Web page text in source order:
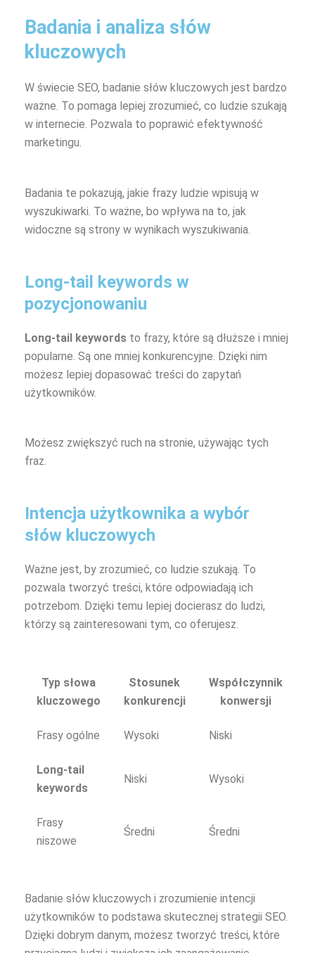
Badania i analiza słów
kluczowych
W świecie SEO, badanie słów kluczowych jest bardzo
ważne. To pomaga lepiej zrozumieć, co ludzie szukają
w internecie. Pozwala to poprawić efektywność
marketingu.
Badania te pokazują, jakie frazy ludzie wpisują w
wyszukiwarki. To ważne, bo wpływa na to, jak
widoczne są strony w wynikach wyszukiwania.
Long-tail keywords w
pozycjonowaniu
Long-tail keywordsto frazy, które są dłuższe i mniej
popularne. Są one mniej konkurencyjne. Dzięki nim
możesz lepiej dopasować treści do zapytań
użytkowników.
Możesz zwiększyć ruch na stronie, używając tych
fraz.
Intencja użytkownika a wybór
słów kluczowych
Ważne jest, by zrozumieć, co ludzie szukają. To
pozwala tworzyć treści, które odpowiadają ich
potrzebom. Dzięki temu lepiej docierasz do ludzi,
którzy są zainteresowani tym, co oferujesz.
Typ słowa
kluczowego
Stosunek
konkurencji
Współczynnik
konwersji
Frasy ogólne Wysoki Niski
Long-tail
keywords
Niski Wysoki
Frasy
niszowe
Średni Średni
Badanie słów kluczowych i zrozumienie intencji
użytkowników to podstawa skutecznej strategii SEO.
Dzięki dobrym danym, możesz tworzyć treści, które